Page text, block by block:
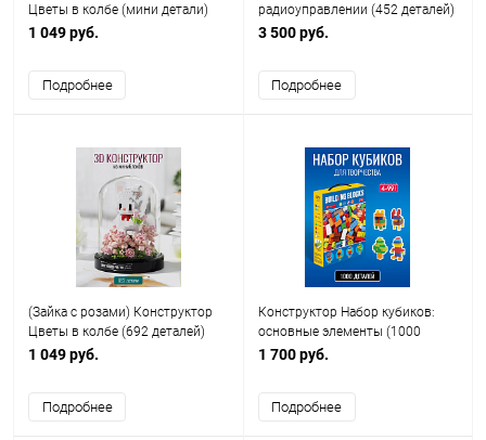
Цветы в колбе (мини детали)
(687 деталей)
1 049 руб.
Подробнее
радиоуправлении (452 деталей)
3 500 руб.
Подробнее
(Зайка с розами) Конструктор
Цветы в колбе (692 деталей)
1 049 руб.
Подробнее
Конструктор Набор кубиков:
основные элементы (1000
деталей)
1 700 руб.
Подробнее